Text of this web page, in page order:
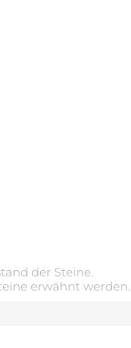
der Steine.
erwähnt werden.